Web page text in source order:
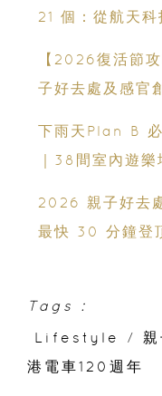
21 個：從航天
【2026復活節
子好去處及感官
下雨天Plan B
｜38間室內遊樂
2026 親子好去
最快 30 分鐘登
Tags :
Lifestyle
/
港電車120週年